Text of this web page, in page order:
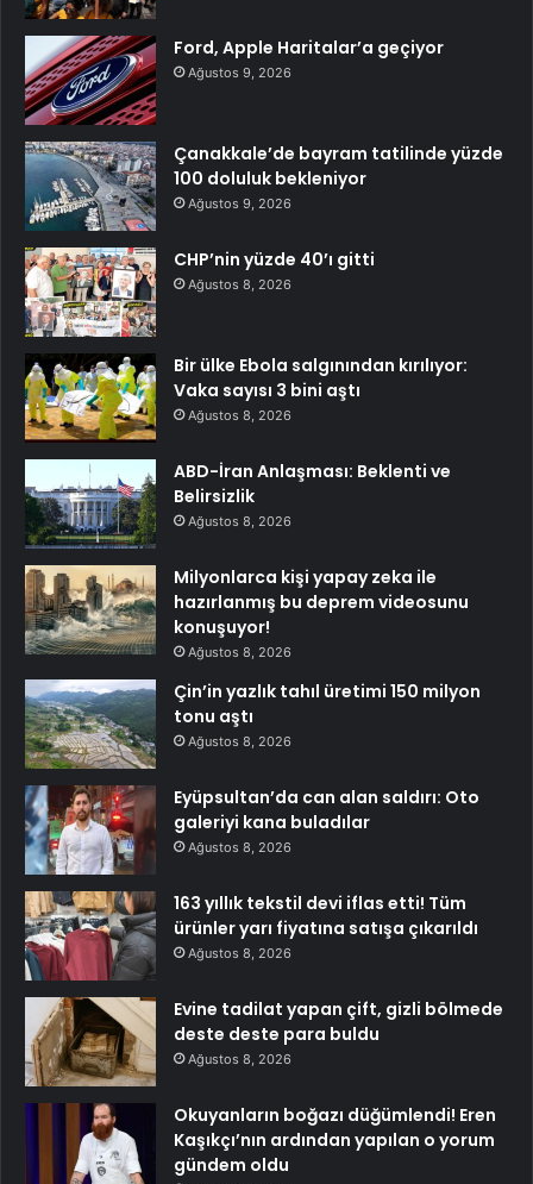
Ford, Apple Haritalar’a geçiyor
Ağustos 9, 2026
Çanakkale’de bayram tatilinde yüzde
100 doluluk bekleniyor
Ağustos 9, 2026
CHP’nin yüzde 40’ı gitti
Ağustos 8, 2026
Bir ülke Ebola salgınından kırılıyor:
Vaka sayısı 3 bini aştı
Ağustos 8, 2026
ABD-İran Anlaşması: Beklenti ve
Belirsizlik
Ağustos 8, 2026
Milyonlarca kişi yapay zeka ile
hazırlanmış bu deprem videosunu
konuşuyor!
Ağustos 8, 2026
Çin’in yazlık tahıl üretimi 150 milyon
tonu aştı
Ağustos 8, 2026
Eyüpsultan’da can alan saldırı: Oto
galeriyi kana buladılar
Ağustos 8, 2026
163 yıllık tekstil devi iflas etti! Tüm
ürünler yarı fiyatına satışa çıkarıldı
Ağustos 8, 2026
Evine tadilat yapan çift, gizli bölmede
deste deste para buldu
Ağustos 8, 2026
Okuyanların boğazı düğümlendi! Eren
Kaşıkçı’nın ardından yapılan o yorum
gündem oldu